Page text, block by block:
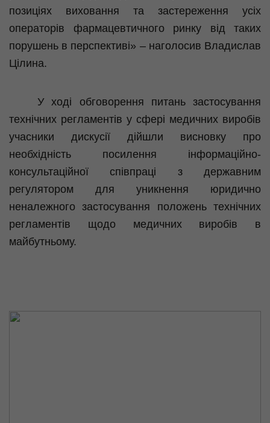
позиціях виховання та застереження усіх
операторів фармацевтичного ринку від таких
порушень в перспективі» – наголосив Владислав
Цілина.
У ході обговорення питань застосування
технічних регламентів у сфері медичних виробів
учасники дискусії дійшли висновку про
необхідність посилення інформаційно-
консультаційної співпраці з державним
регулятором для уникнення юридично
неналежного застосування положень технічних
регламентів щодо медичних виробів в
майбутньому.